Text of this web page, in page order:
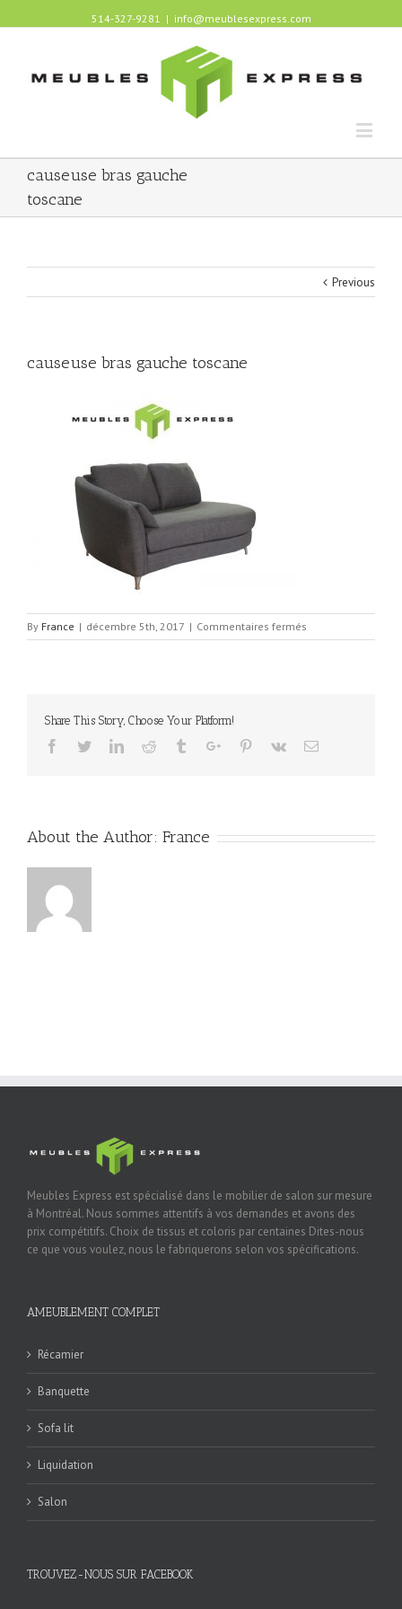
514-327-9281 | info@meublesexpress.com
causeuse bras gauche
toscane
Previous
causeuse bras gauche toscane
By France | décembre 5th, 2017 | Commentaires fermés
causeuse
Share This Story, Choose Your Platform!
Facebook
TwitterLinkedinReddit TumblrGoogle+Pinterest
Vk Email
About the Author: France
Meubles Express est spécialisé dans le mobilier de salon sur mesure
à Montréal. Nous sommes attentifs à vos demandes et avons des
prix compétitifs. Choix de tissus et coloris par centaines Dites-nous
ce que vous voulez, nous le fabriquerons selon vos spécifications.
AMEUBLEMENT COMPLET
Récamier
Banquette
Sofa lit
Liquidation
Salon
TROUVEZ-NOUS SUR FACEBOOK